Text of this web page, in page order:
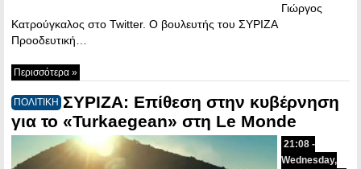
Γιώργος
Κατρούγκαλος στο Twitter. Ο βουλευτής του ΣΥΡΙΖΑ
Προοδευτική…
Περισσότερα »
ΠΟΛΙΤΙΚΗ ΣΥΡΙΖΑ: Επίθεση στην κυβέρνηση
για το «Turkaegean» στη Le Monde
21:08 -
Wednesday,